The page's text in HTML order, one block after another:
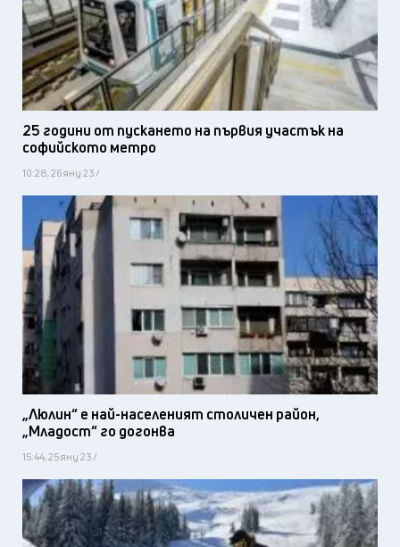
25 години от пускането на първия участък на
софийското метро
10:28, 26 яну 23 /
„Люлин“ е най-населеният столичен район,
„Младост“ го догонва
15:44, 25 яну 23 /